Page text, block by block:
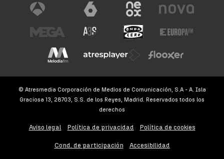
© Atresmedia Corporación de Medios de Comunicación, S.A - A. Isla
Graciosa 13, 28703, S.S. de los Reyes, Madrid. Reservados todos los
derechos
Aviso legal Política de privacidad Política de cookies
Cond. de participación Accesibilidad